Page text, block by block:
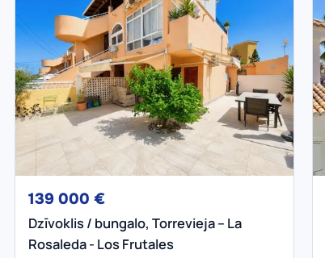
139 000 €
Dzīvoklis / bungalo, Torrevieja – La
Rosaleda - Los Frutales